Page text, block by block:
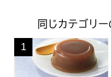
同じカテゴリ
六花亭 水ごよみ18個入【
1
位